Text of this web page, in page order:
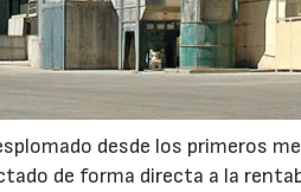
desde los primeros
de forma directa a la